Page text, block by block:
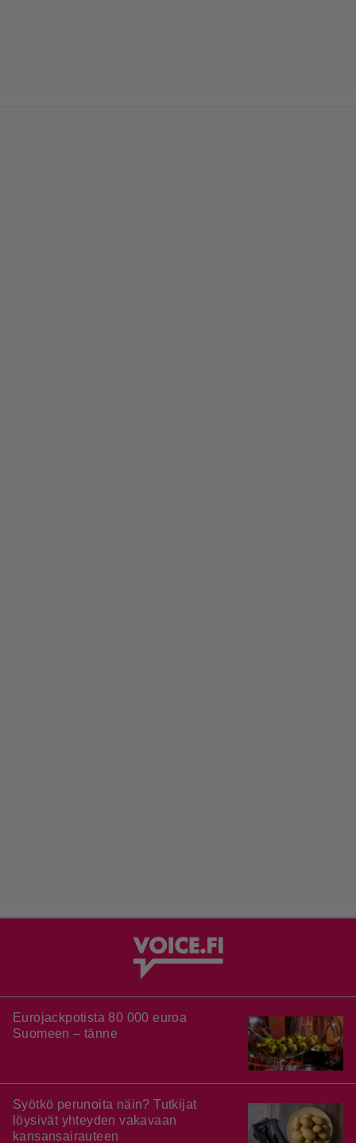
Eurojackpotista 80 000 euroa
Suomeen – tänne
Syötkö perunoita näin? Tutkijat
löysivät yhteyden vakavaan
kansansairauteen